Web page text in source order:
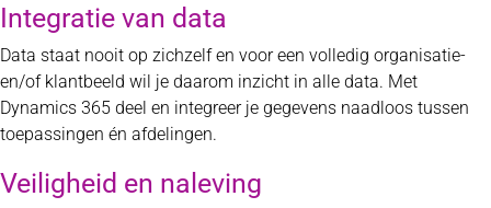
Integratie van data
Data staat nooit op zichzelf en voor een volledig organisatie-
en/of klantbeeld wil je daarom inzicht in alle data. Met
Dynamics 365 deel en integreer je gegevens naadloos tussen
toepassingen én afdelingen.
Veiligheid en naleving